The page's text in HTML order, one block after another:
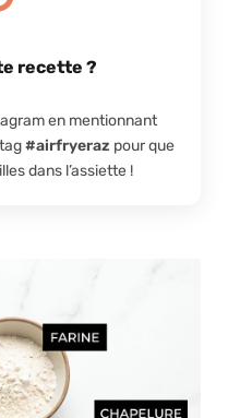
recette ?
en mentionnant
#airfryeraz pour que
dans l’assiette !